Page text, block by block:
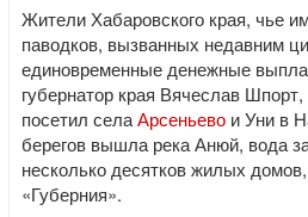
Жители Хабаровского края, чье
паводков, вызванных недавним
единовременные денежные
губернатор края Вячеслав Шпорт,
посетил селаАрсеньево и Уни в
берегов вышла река Анюй, вода
несколько десятков жилых
«Губерния».